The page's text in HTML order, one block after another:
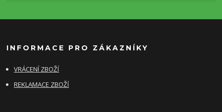
INFORMACE PRO ZÁKAZNÍKY
VRÁCENÍ ZBOŽÍ
REKLAMACE ZBOŽÍ